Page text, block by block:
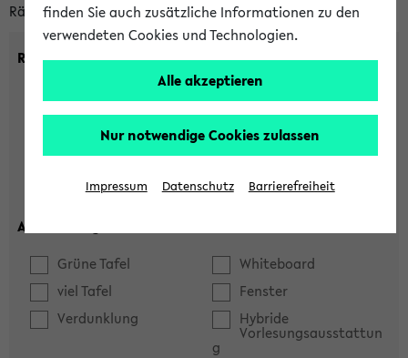
Räumen mit bestimmten Eigenschaften:
Raumkriterien:
max. Plätze:
Ausstattung:
Grüne Tafel
Whiteboard
viel Tafel
Fenster
Verdunklung
Hybride
Vorlesungsausstattun
g
finden Sie auch zusätzliche Informationen zu den
verwendeten Cookies und Technologien.
Alle akzeptieren
Nur notwendige Cookies zulassen
Impressum Datenschutz Barrierefreiheit